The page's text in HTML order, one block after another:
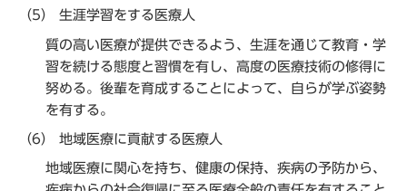
（5） 生涯学習をする医療人
質の高い医療が提供できるよう、生涯を通じて教育・学
習を続ける態度と習慣を有し、高度の医療技術の修得に
努める。後輩を育成することによって、自らが学ぶ姿勢
を有する。
（6） 地域医療に貢献する医療人
地域医療に関心を持ち、健康の保持、疾病の予防から、